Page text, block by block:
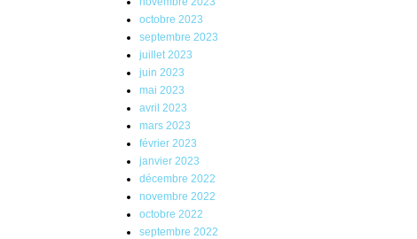
octobre 2023
septembre 2023
juillet 2023
juin 2023
mai 2023
avril 2023
mars 2023
février 2023
janvier 2023
décembre 2022
novembre 2022
octobre 2022
septembre 2022